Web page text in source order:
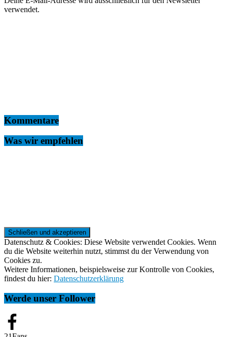
verwendet.
Kommentare
Was wir empfehlen
Datenschutz & Cookies: Diese Website verwendet Cookies. Wenn
du die Website weiterhin nutzt, stimmst du der Verwendung von
Cookies zu.
Weitere Informationen, beispielsweise zur Kontrolle von Cookies,
findest du hier: Datenschutzerklärung
Werde unser Follower